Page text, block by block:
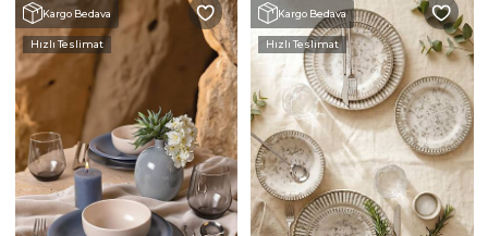
Kargo Bedava
Hızlı Teslimat
Kargo Bedava
Hızlı Teslimat